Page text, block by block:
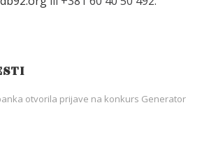
otvorila prijave na konkurs Generator